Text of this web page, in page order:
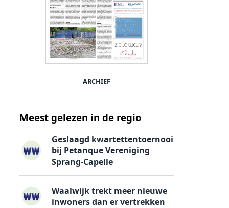
ARCHIEF
Meest gelezen in de regio
Geslaagd kwartettentoernooi
bij Petanque Vereniging
Sprang-Capelle
Waalwijk trekt meer nieuwe
inwoners dan er vertrekken